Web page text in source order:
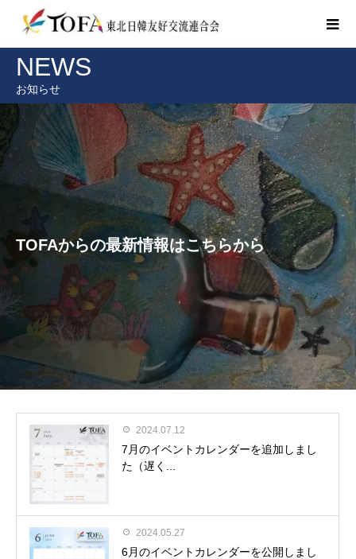
NEWS
お知らせ
TOFAからの最新情報はこちらから
2024.07.12
7月のイベントカレンダーを追加しまし
た（遅く...
2024.05.27
6月のイベントカレンダーを公開しまし